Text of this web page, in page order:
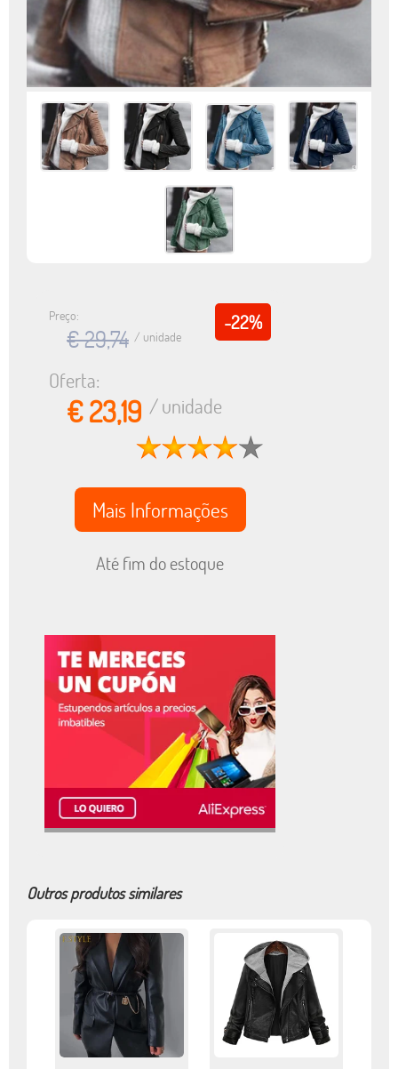
-22%
Preço:
€ 29,74 / unidade
Oferta:
€ 23,19 / unidade
Mais Informações
Até fim do estoque
Outros produtos similares